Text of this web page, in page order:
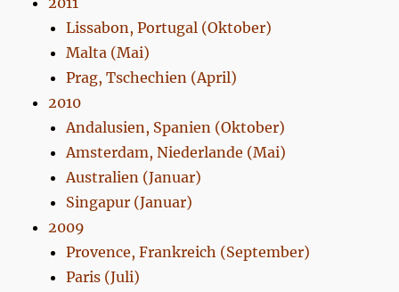
Lissabon, Portugal (Oktober)
Malta (Mai)
Prag, Tschechien (April)
2010
Andalusien, Spanien (Oktober)
Amsterdam, Niederlande (Mai)
Australien (Januar)
Singapur (Januar)
2009
Provence, Frankreich (September)
Paris (Juli)